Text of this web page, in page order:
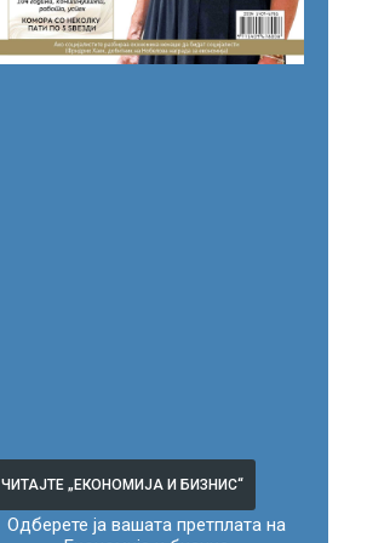
ЧИТАЈТЕ „ЕКОНОМИЈА И БИЗНИС“
Одберете ја вашата претплата на